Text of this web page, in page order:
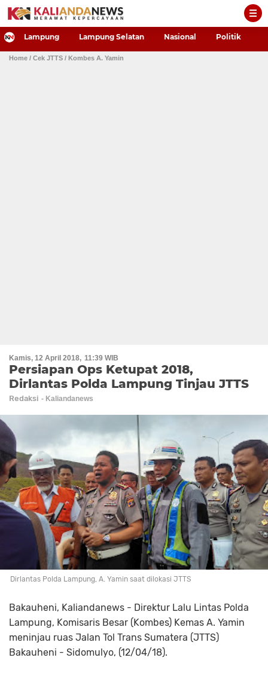
-->
Lampung Lampung Selatan Nasional Politik
Home / Cek JTTS / Kombes A. Yamin
Kamis, 12 April 2018 11:39 WIB
Persiapan Ops Ketupat 2018,
Dirlantas Polda Lampung Tinjau JTTS
Redaksi
Dirlantas Polda Lampung, A. Yamin saat dilokasi JTTS
Bakauheni, Kaliandanews - Direktur Lalu Lintas Polda
Lampung, Komisaris Besar (Kombes) Kemas A. Yamin
meninjau ruas Jalan Tol Trans Sumatera (JTTS)
Bakauheni - Sidomulyo, (12/04/18).